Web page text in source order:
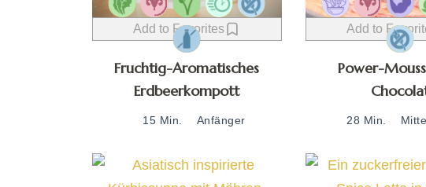
Add to Favorites
Fruchtig-Aromatisches
Erdbeerkompott
15 Min. Anfänger
Add to
Power-
28 Min.